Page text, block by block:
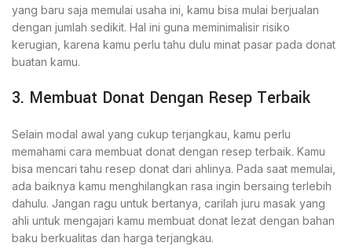
yang baru saja memulai usaha ini, kamu bisa mulai berjualan
dengan jumlah sedikit. Hal ini guna meminimalisir risiko
kerugian, karena kamu perlu tahu dulu minat pasar pada donat
buatan kamu.
3. Membuat Donat Dengan Resep Terbaik
Selain modal awal yang cukup terjangkau, kamu perlu
memahami cara membuat donat dengan resep terbaik. Kamu
bisa mencari tahu resep donat dari ahlinya. Pada saat memulai,
ada baiknya kamu menghilangkan rasa ingin bersaing terlebih
dahulu. Jangan ragu untuk bertanya, carilah juru masak yang
ahli untuk mengajari kamu membuat donat lezat dengan bahan
baku berkualitas dan harga terjangkau.